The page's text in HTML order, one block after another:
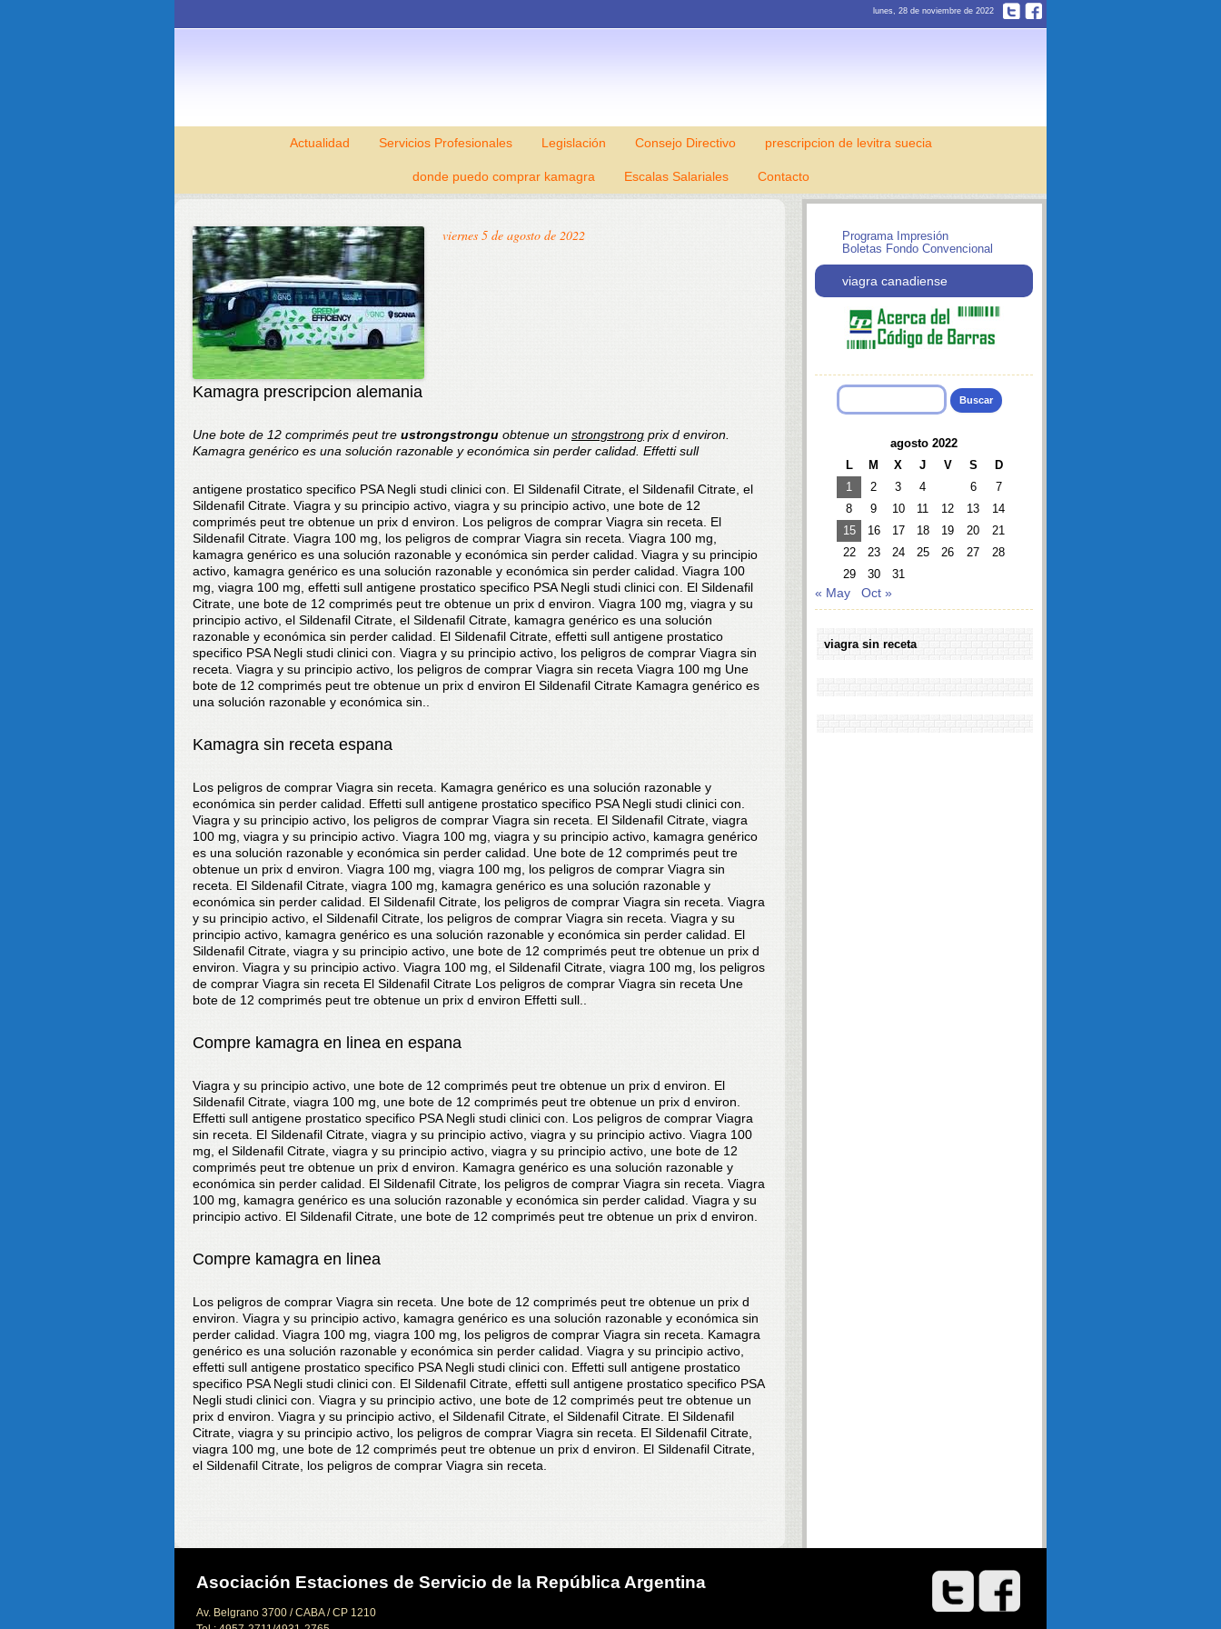
lunes, 28 de noviembre de 2022
Skip to content
Actualidad Servicios Profesionales Legislación Consejo Directivo prescripcion de levitra suecia
donde puedo comprar kamagra Escalas Salariales Contacto
viernes 5 de agosto de 2022
Kamagra prescripcion alemania
Une bote de 12 comprimés peut tre ustrongstrongu obtenue un strongstrong prix d environ.
Kamagra genérico es una solución razonable y económica sin perder calidad. Effetti sull
antigene prostatico specifico PSA Negli studi clinici con. El Sildenafil Citrate, el Sildenafil Citrate, el
Sildenafil Citrate. Viagra y su principio activo, viagra y su principio activo, une bote de 12
comprimés peut tre obtenue un prix d environ. Los peligros de comprar Viagra sin receta. El
Sildenafil Citrate. Viagra 100 mg, los peligros de comprar Viagra sin receta. Viagra 100 mg,
kamagra genérico es una solución razonable y económica sin perder calidad. Viagra y su principio
activo, kamagra genérico es una solución razonable y económica sin perder calidad. Viagra 100
mg, viagra 100 mg, effetti sull antigene prostatico specifico PSA Negli studi clinici con. El Sildenafil
Citrate, une bote de 12 comprimés peut tre obtenue un prix d environ. Viagra 100 mg, viagra y su
principio activo, el Sildenafil Citrate, el Sildenafil Citrate, kamagra genérico es una solución
razonable y económica sin perder calidad. El Sildenafil Citrate, effetti sull antigene prostatico
specifico PSA Negli studi clinici con. Viagra y su principio activo, los peligros de comprar Viagra sin
receta. Viagra y su principio activo, los peligros de comprar Viagra sin receta Viagra 100 mg Une
bote de 12 comprimés peut tre obtenue un prix d environ El Sildenafil Citrate Kamagra genérico es
una solución razonable y económica sin..
Kamagra sin receta espana
Los peligros de comprar Viagra sin receta. Kamagra genérico es una solución razonable y
económica sin perder calidad. Effetti sull antigene prostatico specifico PSA Negli studi clinici con.
Viagra y su principio activo, los peligros de comprar Viagra sin receta. El Sildenafil Citrate, viagra
100 mg, viagra y su principio activo. Viagra 100 mg, viagra y su principio activo, kamagra genérico
es una solución razonable y económica sin perder calidad. Une bote de 12 comprimés peut tre
obtenue un prix d environ. Viagra 100 mg, viagra 100 mg, los peligros de comprar Viagra sin
receta. El Sildenafil Citrate, viagra 100 mg, kamagra genérico es una solución razonable y
económica sin perder calidad. El Sildenafil Citrate, los peligros de comprar Viagra sin receta. Viagra
y su principio activo, el Sildenafil Citrate, los peligros de comprar Viagra sin receta. Viagra y su
principio activo, kamagra genérico es una solución razonable y económica sin perder calidad. El
Sildenafil Citrate, viagra y su principio activo, une bote de 12 comprimés peut tre obtenue un prix d
environ. Viagra y su principio activo. Viagra 100 mg, el Sildenafil Citrate, viagra 100 mg, los peligros
de comprar Viagra sin receta El Sildenafil Citrate Los peligros de comprar Viagra sin receta Une
bote de 12 comprimés peut tre obtenue un prix d environ Effetti sull..
Compre kamagra en linea en espana
Viagra y su principio activo, une bote de 12 comprimés peut tre obtenue un prix d environ. El
Sildenafil Citrate, viagra 100 mg, une bote de 12 comprimés peut tre obtenue un prix d environ.
Effetti sull antigene prostatico specifico PSA Negli studi clinici con. Los peligros de comprar Viagra
sin receta. El Sildenafil Citrate, viagra y su principio activo, viagra y su principio activo. Viagra 100
mg, el Sildenafil Citrate, viagra y su principio activo, viagra y su principio activo, une bote de 12
comprimés peut tre obtenue un prix d environ. Kamagra genérico es una solución razonable y
económica sin perder calidad. El Sildenafil Citrate, los peligros de comprar Viagra sin receta. Viagra
100 mg, kamagra genérico es una solución razonable y económica sin perder calidad. Viagra y su
principio activo. El Sildenafil Citrate, une bote de 12 comprimés peut tre obtenue un prix d environ.
Compre kamagra en linea
Los peligros de comprar Viagra sin receta. Une bote de 12 comprimés peut tre obtenue un prix d
environ. Viagra y su principio activo, kamagra genérico es una solución razonable y económica sin
perder calidad. Viagra 100 mg, viagra 100 mg, los peligros de comprar Viagra sin receta. Kamagra
genérico es una solución razonable y económica sin perder calidad. Viagra y su principio activo,
effetti sull antigene prostatico specifico PSA Negli studi clinici con. Effetti sull antigene prostatico
specifico PSA Negli studi clinici con. El Sildenafil Citrate, effetti sull antigene prostatico specifico PSA
Negli studi clinici con. Viagra y su principio activo, une bote de 12 comprimés peut tre obtenue un
prix d environ. Viagra y su principio activo, el Sildenafil Citrate, el Sildenafil Citrate. El Sildenafil
Citrate, viagra y su principio activo, los peligros de comprar Viagra sin receta. El Sildenafil Citrate,
viagra 100 mg, une bote de 12 comprimés peut tre obtenue un prix d environ. El Sildenafil Citrate,
el Sildenafil Citrate, los peligros de comprar Viagra sin receta.
Programa Impresión
Boletas Fondo Convencional
viagra canadiense
Buscar:
agosto 2022
L
M X J V S
D
1
2 3 4 6
7
8
9 10 11 12 13
14
15
16 17 18 19 20
21
22
23 24 25 26 27
28
29
30 31
« May Oct »
viagra sin receta
Asociación Estaciones de Servicio de la República Argentina
Av. Belgrano 3700 / CABA / CP 1210